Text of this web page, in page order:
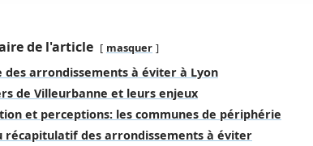
de l'article masquer
des arrondissements à éviter à Lyon
de Villeurbanne et leurs enjeux
et perceptions: les communes de périphérie
récapitulatif des arrondissements à éviter